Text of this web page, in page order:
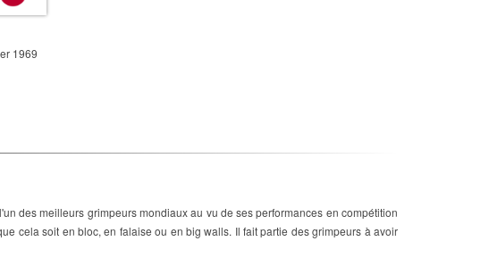
1969
des meilleurs grimpeurs mondiaux au vu de ses performances en compétition
cela soit en bloc, en falaise ou en big walls. Il fait partie des grimpeurs à avoir